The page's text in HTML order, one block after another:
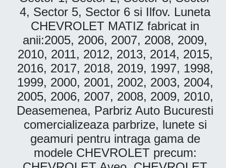
4, Sector 5, Sector 6 si Ilfov. Luneta
CHEVROLET MATIZ fabricat in
anii:2005, 2006, 2007, 2008, 2009,
2010, 2011, 2012, 2013, 2014, 2015,
2016, 2017, 2018, 2019, 1997, 1998,
1999, 2000, 2001, 2002, 2003, 2004,
2005, 2006, 2007, 2008, 2009, 2010,
Deasemenea, Parbriz Auto Bucuresti
comercializeaza parbrize, lunete si
geamuri pentru intraga gama de
modele CHEVROLET precum: